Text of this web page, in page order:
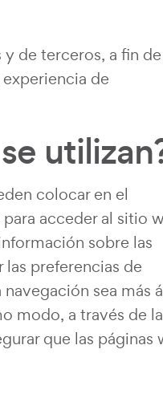
de terceros, a fin de
de
colocar en el
acceder al sitio
sobre las
preferencias de
sea más
modo, a través de
que las páginas